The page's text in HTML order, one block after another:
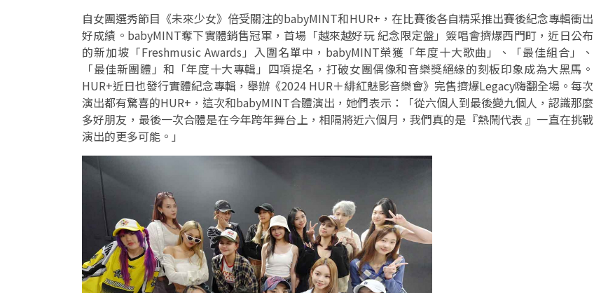
自女團選秀節目《未來少女》倍受關注的babyMINT和HUR+，在比賽後各自精采推出賽後紀念專輯衝出
好成績。babyMINT奪下實體銷售冠軍，首場「越來越好玩 紀念限定盤」簽唱會擠爆西門町，近日公布
的新加坡「Freshmusic Awards」入圍名單中，babyMINT榮獲「年度十大歌曲」、「最佳組合」、
「最佳新團體」和「年度十大專輯」四項提名，打破女團偶像和音樂獎絕緣的刻板印象成為大黑馬。
HUR+近日也發行實體紀念專輯，舉辦《2024 HUR＋緋紅魅影音樂會》完售擠爆Legacy嗨翻全場。每次
演出都有驚喜的HUR+，這次和babyMINT合體演出，她們表示：「從六個人到最後變九個人，認識那麼
多好朋友，最後一次合體是在今年跨年舞台上，相隔將近六個月，我們真的是『熱鬧代表 』一直在挑戰
演出的更多可能。」